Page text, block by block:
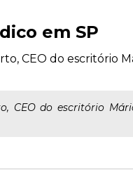
em SP
CEO do escritório
CEO do escritório